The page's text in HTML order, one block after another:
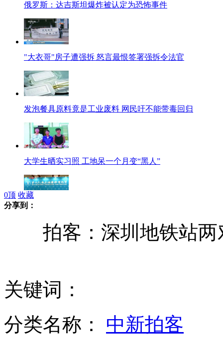
俄罗斯：达吉斯坦爆炸被认定为恐怖事件
"大衣哥"房子遭强拆 怒言最恨签署强拆令法官
发泡餐具原料竟是工业废料 网民吁不能带毒回归
大学生晒实习照 工地呆一个月变“黑人”
乌鲁木齐天然气气源紧张 司机苦等数小时加气
0顶 收藏
分享到：
拍客：深圳地铁站两
关键词：
分类名称： 中新拍客